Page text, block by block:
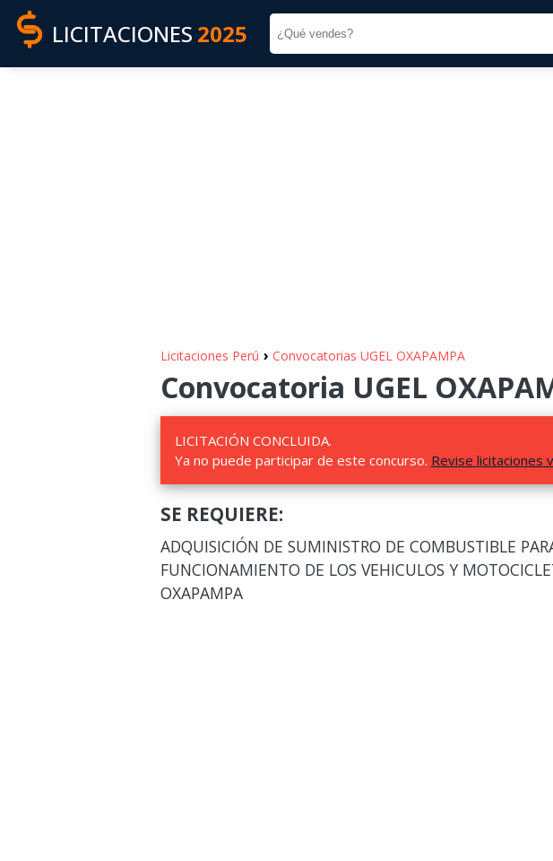
LICITACIONES 2025
Licitaciones Perú › Convocatorias UGEL OXAPAMPA
Convocatoria UGEL
LICITACIÓN CONCLUIDA.
Ya no puede participar de este concurso. Revise licitaciones
SE REQUIERE:
ADQUISICIÓN DE SUMINISTRO DE COMBUSTIBLE
FUNCIONAMIENTO DE LOS VEHICULOS Y
OXAPAMPA